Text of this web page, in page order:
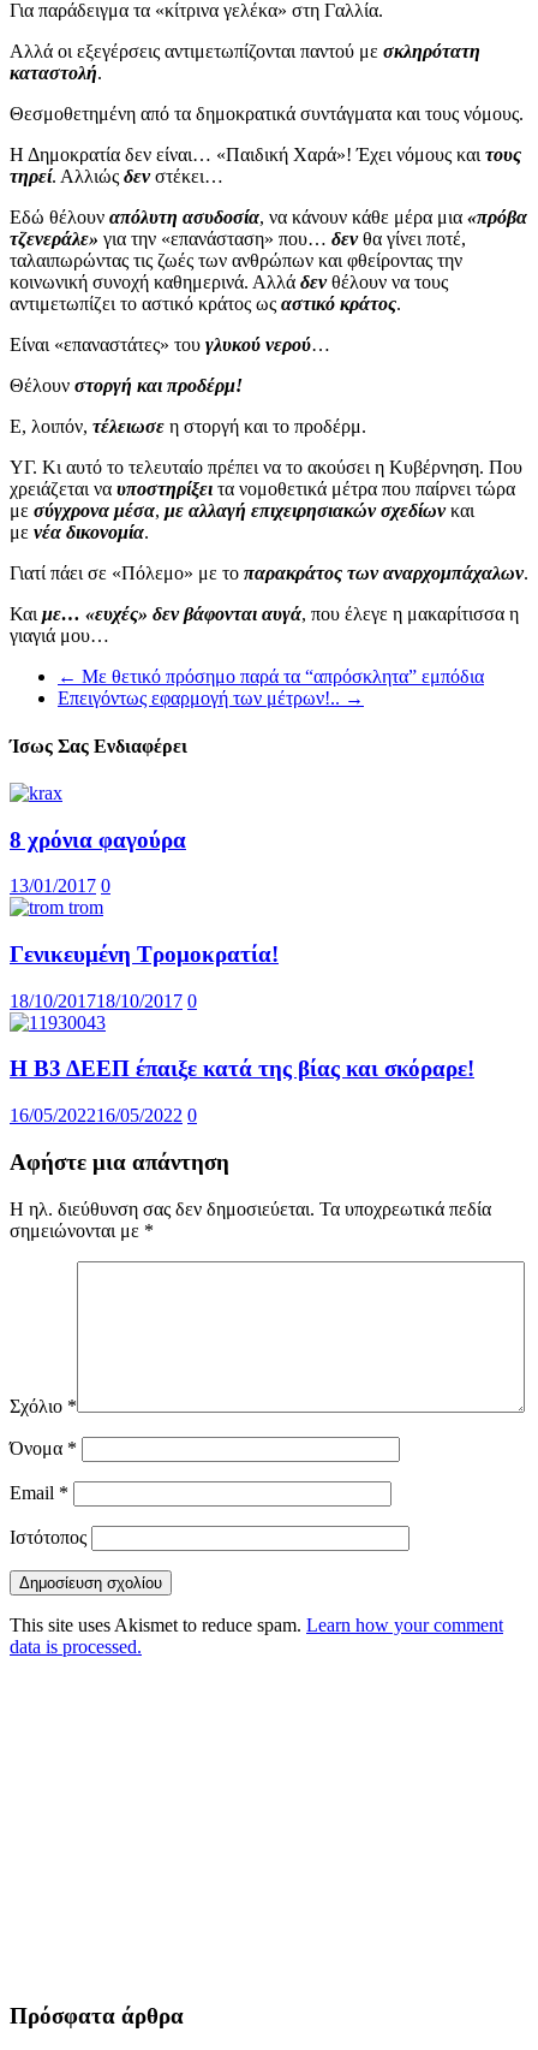
Για παράδειγμα τα «κίτρινα γελέκα» στη Γαλλία.
Αλλά οι εξεγέρσεις αντιμετωπίζονται παντού με σκληρότατη
καταστολή.
Θεσμοθετημένη από τα δημοκρατικά συντάγματα και τους νόμους.
Η Δημοκρατία δεν είναι… «Παιδική Χαρά»! Έχει νόμους και τους
τηρεί. Αλλιώς δενστέκει…
Εδώ θέλουν απόλυτη ασυδοσία, να κάνουν κάθε μέρα μια «πρόβα
τζενεράλε» για την «επανάσταση» που… δενθα γίνει ποτέ,
ταλαιπωρώντας τις ζωές των ανθρώπων και φθείροντας την
κοινωνική συνοχή καθημερινά. Αλλά δενθέλουν να τους
αντιμετωπίζει το αστικό κράτος ως αστικό κράτος.
Είναι «επαναστάτες» του γλυκού νερού…
Θέλουν στοργή και προδέρμ!
Ε, λοιπόν, τέλειωσε η στοργή και το προδέρμ.
ΥΓ. Κι αυτό το τελευταίο πρέπει να το ακούσει η Κυβέρνηση. Που
χρειάζεται να υποστηρίξει τα νομοθετικά μέτρα που παίρνει τώρα
με σύγχρονα μέσα, με αλλαγή επιχειρησιακών σχεδίωνκαι
με νέα δικονομία.
Γιατί πάει σε «Πόλεμο» με το παρακράτος των αναρχομπάχαλων.
Και με… «ευχές» δεν βάφονται αυγά, που έλεγε η μακαρίτισσα η
γιαγιά μου…
← Με θετικό πρόσημο παρά τα “απρόσκλητα” εμπόδια
Επειγόντως εφαρμογή των μέτρων!.. →
Ίσως Σας Ενδιαφέρει
8 χρόνια φαγούρα
13/01/2017 0
Γενικευμένη Τρομοκρατία!
18/10/201718/10/2017 0
Η Β3 ΔΕΕΠ έπαιξε κατά της βίας και σκόραρε!
16/05/202216/05/2022 0
Αφήστε μια απάντηση
Η ηλ. διεύθυνση σας δεν δημοσιεύεται. Τα υποχρεωτικά πεδία
σημειώνονται με *
Σχόλιο *
Όνομα *
Email *
Ιστότοπος
This site uses Akismet to reduce spam. Learn how your comment
data is processed.
Πρόσφατα άρθρα